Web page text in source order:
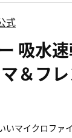
式
吸水
＆フ
いマイクロファ